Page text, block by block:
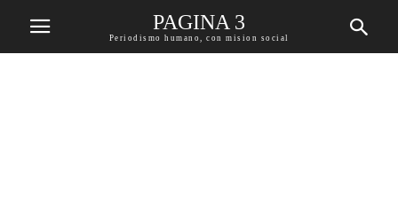
PAGINA 3
Periodismo humano, con mision social